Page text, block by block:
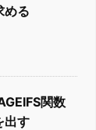
める
関数
出す